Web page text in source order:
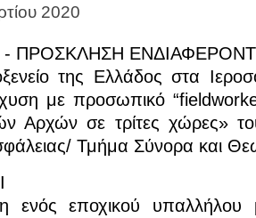
2020
- ΠΡΟΣΚΛΗΣΗ
της Ελλάδος στα
με προσωπικό
Αρχών σε τρίτες χώρες»
Τμήμα Σύνορα και
ενός εποχικού